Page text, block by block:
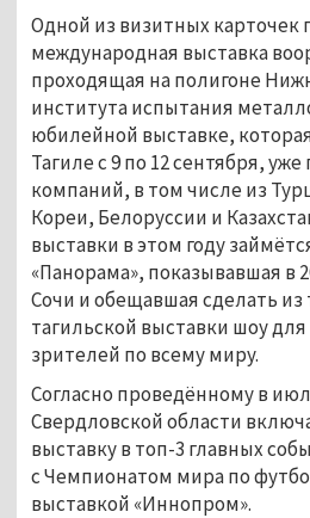
Одной из визитных карточек
международная выставка
проходящая на полигоне
института испытания
юбилейной выставке,
Тагиле с 9 по 12 сентября,
компаний, в том числе из
Кореи, Белоруссии и
выставки в этом году
«Панорама», показывавшая в
Сочи и обещавшая сделать из
тагильской выставки шоу
зрителей по всему миру.
Согласно проведённому в
Свердловской области
выставку в топ-3 главных
с Чемпионатом мира по
выставкой «Иннопром».